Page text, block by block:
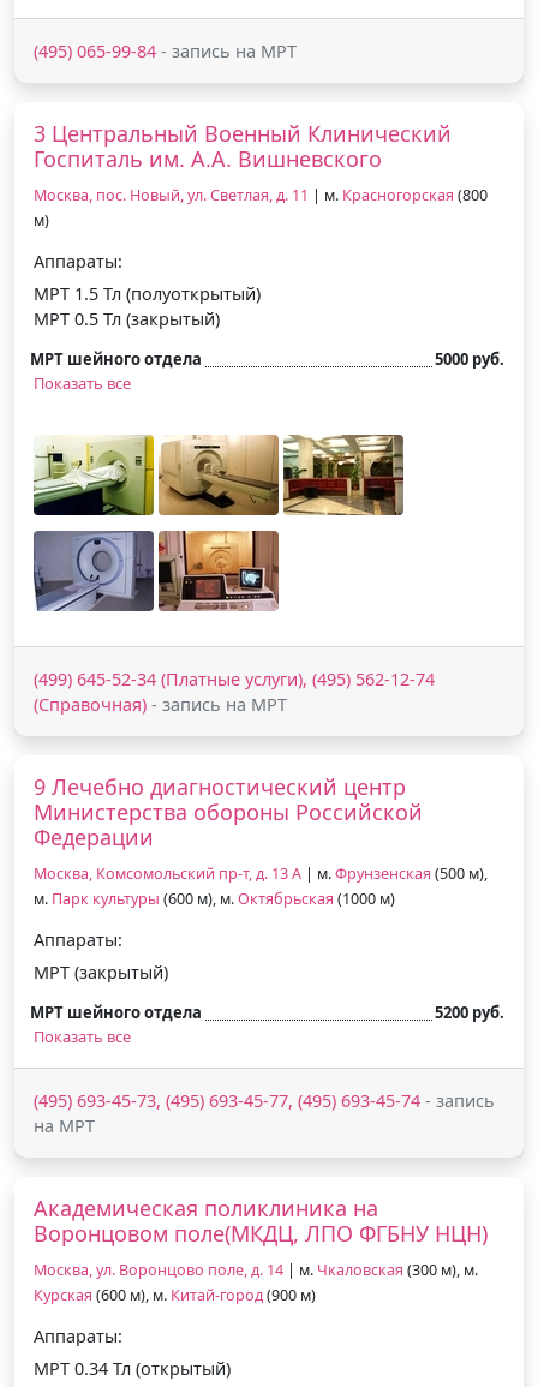
(495) 065-99-84 - запись на МРТ
3 Центральный Военный Клинический
Госпиталь им. А.А. Вишневского
Москва, пос. Новый, ул. Светлая, д. 11 | м. Красногорская (800
м)
Аппараты:
МРТ 1.5 Тл (полуоткрытый)
МРТ 0.5 Тл (закрытый)
МРТ шейного отдела
5000 руб.
Показать все
(499) 645-52-34 (Платные услуги), (495) 562-12-74
(Справочная) - запись на МРТ
9 Лечебно диагностический центр
Министерства обороны Российской
Федерации
Москва, Комсомольский пр-т, д. 13 А | м.Фрунзенская (500 м),
м. Парк культуры (600 м), м.Октябрьская (1000 м)
Аппараты:
МРТ (закрытый)
МРТ шейного отдела
5200 руб.
Показать все
(495) 693-45-73, (495) 693-45-77, (495) 693-45-74 - запись
на МРТ
Академическая поликлиника на
Воронцовом поле(МКДЦ, ЛПО ФГБНУ НЦН)
Москва, ул. Воронцово поле, д. 14 | м. Чкаловская (300 м), м.
Курская (600 м), м. Китай-город(900 м)
Аппараты:
МРТ 0.34 Тл (открытый)